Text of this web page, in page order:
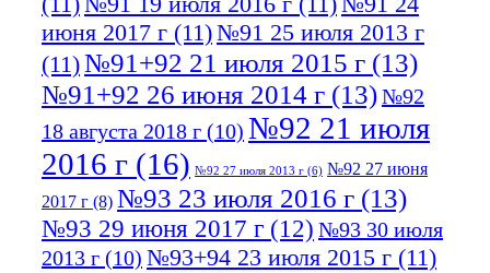
июня 2017 г (11)№91 25 июля 2013 г
(11)№91+92 21 июля 2015 г (13)
№91+92 26 июня 2014 г (13)№92
18 августа 2018 г (10) №92 21 июля
2016 г (16) №92 27 июля 2013 г (6) №92 27 июня
2017 г (8) №93 23 июля 2016 г (13)
№93 29 июня 2017 г (12) №93 30 июля
2013 г (10) №93+94 23 июля 2015 г (11)